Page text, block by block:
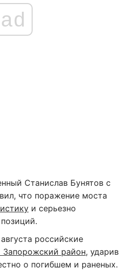
ad
Станислав Бунятов с
что поражение моста
и серьезно
российские
Запорожский район, ударив
о погибшем и раненых.